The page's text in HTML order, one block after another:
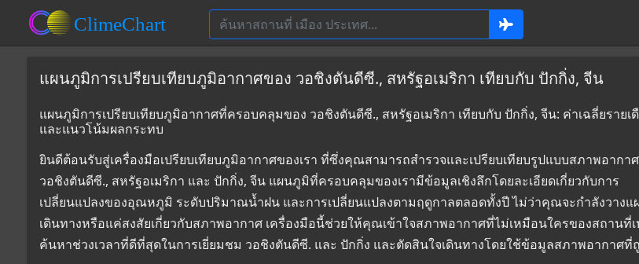
แผนภูมิการเปรียบเทียบภูมิอากาศของ วอชิงตันดีซี., สหรัฐอเมริกา เทียบกับ ปักกิ่ง, จีน
แผนภูมิการเปรียบเทียบภูมิอากาศที่ครอบคลุมของ วอชิงตันดีซี., สหรัฐอเมริกา เทียบกับ ปักกิ่ง, จีน: ค่าเฉลี่ยรายเ
และแนวโน้มผลกระทบ
ยินดีต้อนรับสู่เครื่องมือเปรียบเทียบภูมิอากาศของเรา ที่ซึ่งคุณสามารถสำรวจและเปรียบเทียบรูปแบบสภาพอากา
วอชิงตันดีซี., สหรัฐอเมริกา และ ปักกิ่ง, จีน แผนภูมิที่ครอบคลุมของเรามีข้อมูลเชิงลึกโดยละเอียดเกี่ยวกับการ
เปลี่ยนแปลงของอุณหภูมิ ระดับปริมาณน้ำฝน และการเปลี่ยนแปลงตามฤดูกาลตลอดทั้งปี ไม่ว่าคุณจะกำลังวางแ
เดินทางหรือแค่สงสัยเกี่ยวกับสภาพอากาศ เครื่องมือนี้ช่วยให้คุณเข้าใจสภาพอากาศที่ไม่เหมือนใครของสถานที่
ค้นหาช่วงเวลาที่ดีที่สุดในการเยี่ยมชม วอชิงตันดีซี. และ ปักกิ่ง และตัดสินใจเดินทางโดยใช้ข้อมูลสภาพอากาศที่